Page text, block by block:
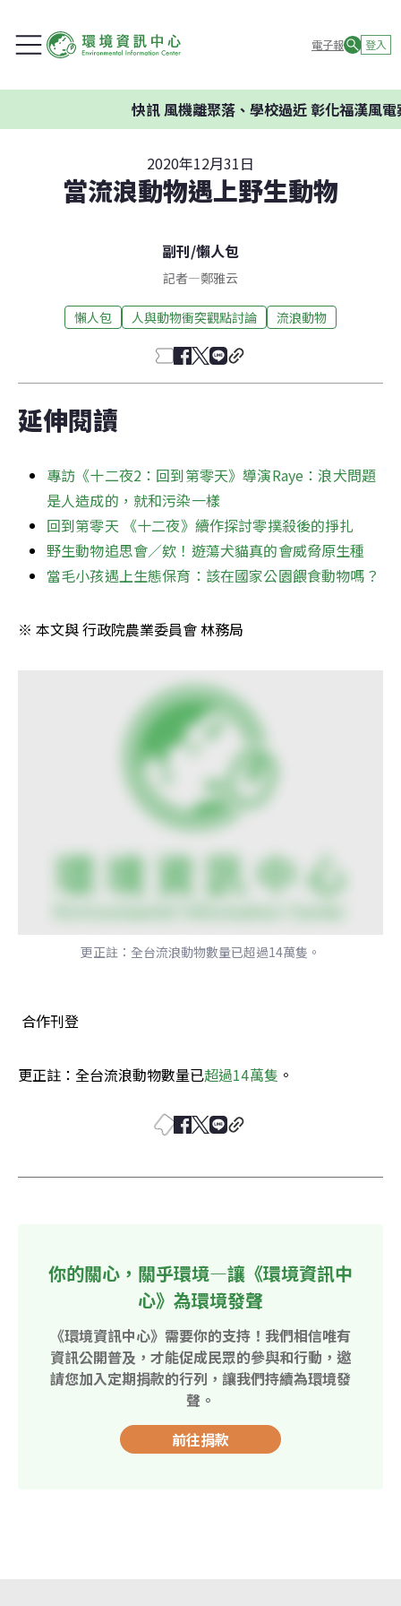
電子報 登入
快訊風機離聚落、學校過近 彰化福漢風電
2020年12月31日
當流浪動物遇上野生動物
副刊/懶人包
記者—鄭雅云
懶人包 人與動物衝突觀點討論 流浪動物
延伸閱讀
專訪《十二夜2：回到第零天》導演Raye：浪犬問題
是人造成的，就和污染一樣
回到第零天 《十二夜》續作探討零撲殺後的掙扎
野生動物追思會／欸！遊蕩犬貓真的會威脅原生種
當毛小孩遇上生態保育：該在國家公園餵食動物嗎？
※ 本文與 行政院農業委員會 林務局
更正註：全台流浪動物數量已超過14萬隻。
合作刊登
更正註：全台流浪動物數量已超過14萬隻 。
你的關心，關乎環境—讓《環境資訊中
心》為環境發聲
《環境資訊中心》需要你的支持！我們相信唯有
資訊公開普及，才能促成民眾的參與和行動，邀
請您加入定期捐款的行列，讓我們持續為環境發
聲。
前往捐款